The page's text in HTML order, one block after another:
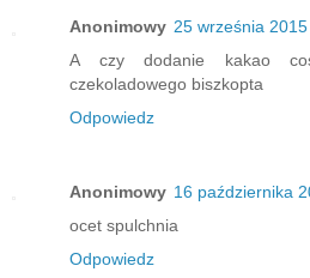
Anonimowy 25 września 2015
A czy dodanie kakao
czekoladowego biszkopta
Odpowiedz
Anonimowy 16 października
ocet spulchnia
Odpowiedz